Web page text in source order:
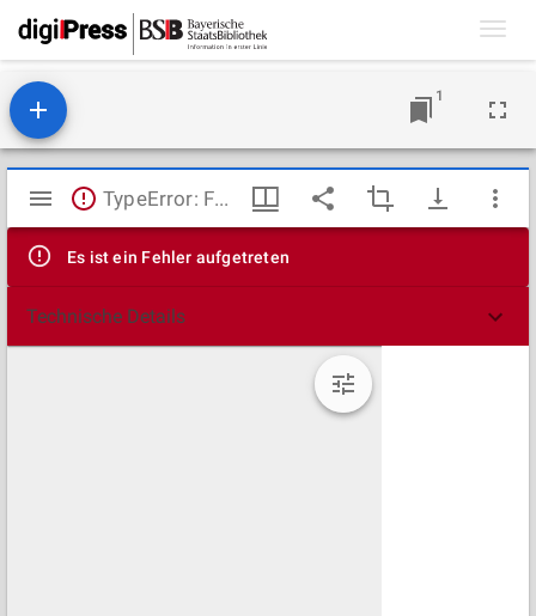
1
Mirador
Viewer
TypeError: Failed to fetch
Es ist ein Fehler aufgetreten
Technische Details